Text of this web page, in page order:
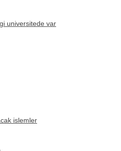
universitede var
islemler